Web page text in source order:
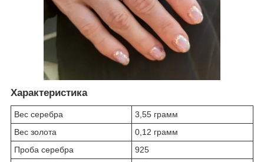
Характеристика
Вес серебра
3,55 грамм
Вес золота
0,12 грамм
Проба серебра
925